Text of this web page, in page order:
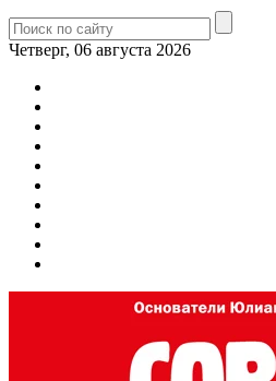
Четверг, 06 августа 2026